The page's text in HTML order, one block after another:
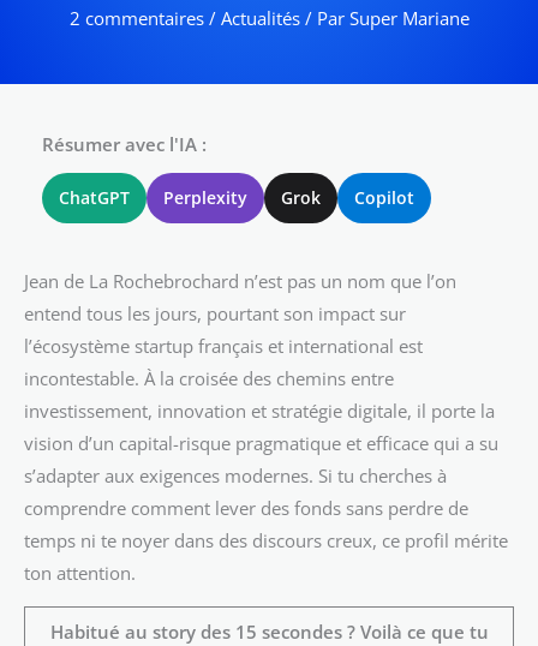
2 commentaires / Actualités/ Par Super Mariane
Résumer avec l'IA :
ChatGPT Perplexity Grok Copilot
Jean de La Rochebrochard n’est pas un nom que l’on
entend tous les jours, pourtant son impact sur
l’écosystème startup français et international est
incontestable. À la croisée des chemins entre
investissement, innovation et stratégie digitale, il porte la
vision d’un capital-risque pragmatique et efficace qui a su
s’adapter aux exigences modernes. Si tu cherches à
comprendre comment lever des fonds sans perdre de
temps ni te noyer dans des discours creux, ce profil mérite
ton attention.
Habitué au story des 15 secondes ? Voilà ce que tu